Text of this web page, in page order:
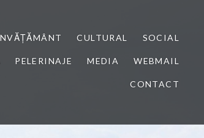
CULTURAL SOCIAL
PELERINAJE MEDIA WEBMAIL
CONTACT